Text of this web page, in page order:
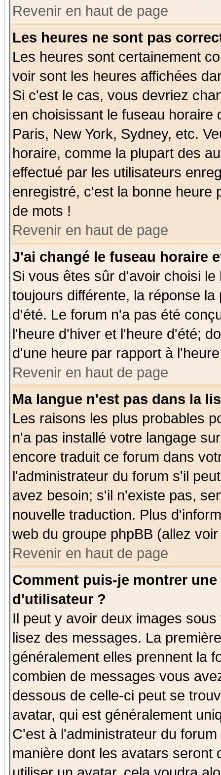
Revenir en haut de page
Les heures ne sont pas
Les heures sont certainement
voir sont les heures affichées
Si c'est le cas, vous devriez
en choisissant le fuseau
Paris, New York, Sydney, etc.
horaire, comme la plupart des
effectué par les utilisateurs
enregistré, c'est la bonne heure
de mots !
Revenir en haut de page
J'ai changé le fuseau horaire
Si vous êtes sûr d'avoir choisi
toujours différente, la réponse
d'été. Le forum n'a pas été
l'heure d'hiver et l'heure d'été;
d'une heure par rapport à
Revenir en haut de page
Ma langue n'est pas dans la
Les raisons les plus probables
n'a pas installé votre langage
encore traduit ce forum dans
l'administrateur du forum s'il
avez besoin; s'il n'existe pas,
nouvelle traduction. Plus
web du groupe phpBB (allez
Revenir en haut de page
Comment puis-je montrer
d'utilisateur ?
Il peut y avoir deux images
lisez des messages. La
généralement elles prennent la
combien de messages vous
dessous de celle-ci peut se
avatar, qui est généralement
C'est à l'administrateur du
manière dont les avatars seront